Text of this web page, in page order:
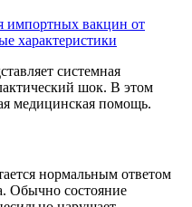
импортных вакцин от
характеристики
системная
шок. В этом
медицинская помощь.
нормальным ответом
Обычно состояние